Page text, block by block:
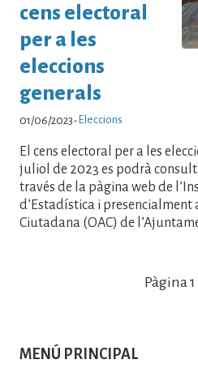
MENÚ PRINCIPAL
cens electoral
per a les
eleccions
generals
01/06/2023-Eleccions
El cens electoral per a les
juliol de 2023 es podrà
través de la pàgina web de
d’Estadística i presencialment
Ciutadana (OAC) de
Pàgina 1